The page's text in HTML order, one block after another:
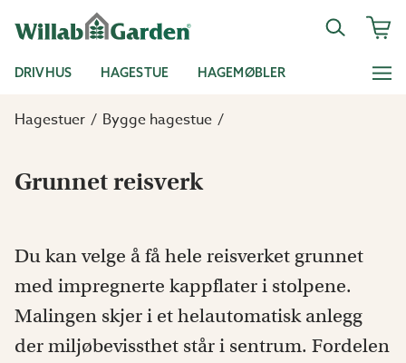
DRIVHUS HAGESTUE HAGEMØBLER
Hagestuer Bygge hagestue
Grunnet reisverk
Du kan velge å få hele reisverket grunnet
med impregnerte kappflater i stolpene.
Malingen skjer i et helautomatisk anlegg
der miljøbevissthet står i sentrum. Fordelen